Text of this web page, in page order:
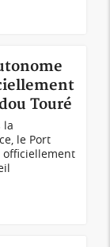
Touré
la
le Port
officiellement